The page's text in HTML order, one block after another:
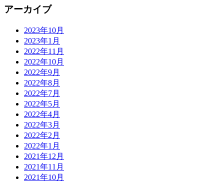
アーカイブ
2023年10月
2023年1月
2022年11月
2022年10月
2022年9月
2022年8月
2022年7月
2022年5月
2022年4月
2022年3月
2022年2月
2022年1月
2021年12月
2021年11月
2021年10月